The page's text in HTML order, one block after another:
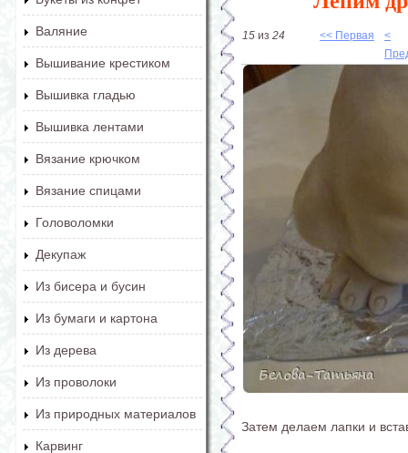
Валяние
Вышивание крестиком
Вышивка гладью
Вышивка лентами
Вязание крючком
Вязание спицами
Головоломки
Декупаж
Из бисера и бусин
Из бумаги и картона
Из дерева
Из проволоки
Из природных материалов
Карвинг
15 из 24 << Первая
<
Затем делаем лапки и